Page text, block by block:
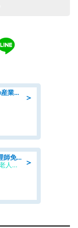
＞
「土日祝休み」ヘルスケア業界での産業保健師業務/看護師/高時給/要資格:正看護師
＞
「残業ほぼなし」調理スタッフ/調理師免許必須/正職員/日勤のみ/介護付き有料老人ホーム/社会保障完備
群馬郵便逓送 株式会社/介護付有料老人ホーム ふる里